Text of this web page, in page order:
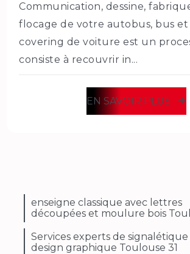
Communication, dessine,
flocage de votre autobus, bus et
covering de voiture est un
consiste à recouvrir in...
EN SAVOIR PLUS
enseigne classique avec lettres
découpées et moulure bois
Services experts de
design graphique Toulouse 31